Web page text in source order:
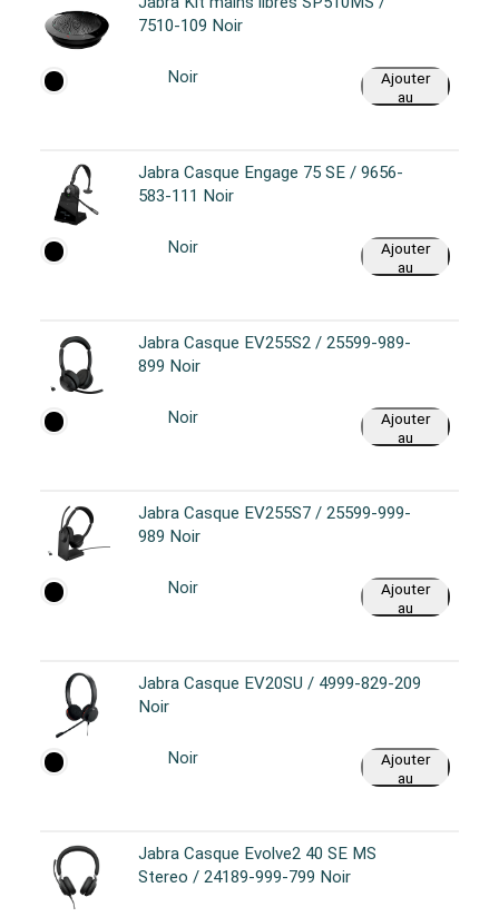
7510-109 Noir
Noir
Ajouter
au
Jabra Casque Engage 75 SE / 9656-
583-111 Noir
Noir
Ajouter
au
Jabra Casque EV255S2 / 25599-989-
899 Noir
Noir
Ajouter
au
Jabra Casque EV255S7 / 25599-999-
989 Noir
Noir
Ajouter
au
Jabra Casque EV20SU / 4999-829-209
Noir
Noir
Ajouter
au
Jabra Casque Evolve2 40 SE MS
Stereo / 24189-999-799 Noir